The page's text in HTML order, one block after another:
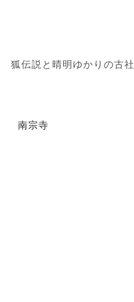
狐伝説と晴明ゆかりの古社
南宗寺